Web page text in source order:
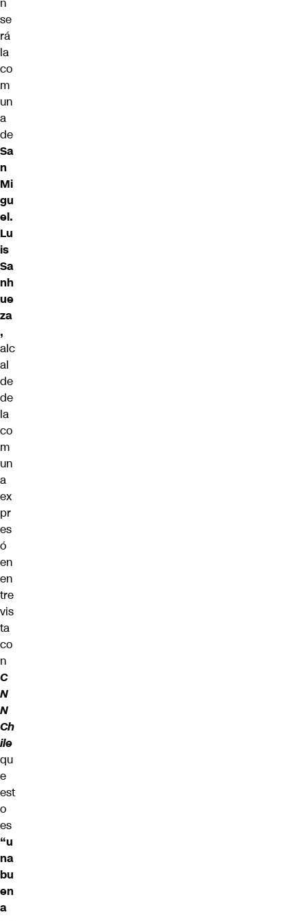
se
rá
la
co
m
un
a
de
Sa
n
Mi
gu
el.
Lu
is
Sa
nh
ue
za
,
alc
al
de
de
la
co
m
un
a
ex
pr
es
ó
en
en
tre
vis
ta
co
n
C
N
N
Ch
ile
qu
e
est
o
es
“u
na
bu
en
a